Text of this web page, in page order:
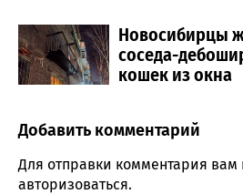
Новосибирцы
соседа-
кошек из окна
Comment section
Добавить комментарий
Для отправки комментария вам
авторизоваться.